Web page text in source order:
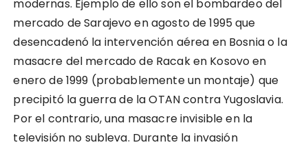
modernas. Ejemplo de ello son el bombardeo del
mercado de Sarajevo en agosto de 1995 que
desencadenó la intervención aérea en Bosnia o la
masacre del mercado de Racak en Kosovo en
enero de 1999 (probablemente un montaje) que
precipitó la guerra de la OTAN contra Yugoslavia.
Por el contrario, una masacre invisible en la
televisión no subleva. Durante la invasión